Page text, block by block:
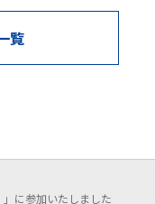
覧
に参加いたしました